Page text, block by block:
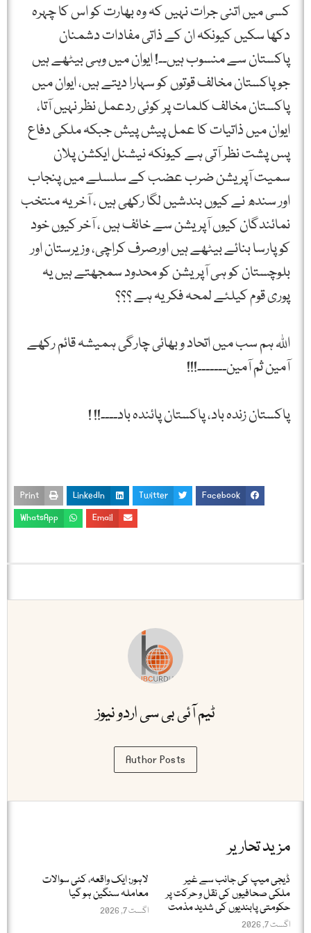
کسی میں اتنی جرات نہیں کہ وہ بھارت کو اس کا چہرہ
دکھا سکیں کیونکہ ان کے ذاتی مفادات دشمنان
پاکستان سے منسوب ہیں۔۔! ایوان میں وہی بیٹھے ہیں
جو پاکستان مخالف قوتوں کو سہارا دیتے ہیں، ایوان میں
پاکستان مخالف کلمات پر کوئی ردعمل نظر نہیں آتا،
ایوان میں ذاتیات کا عمل پیش پیش جبکہ ملکی دفاع
پس پشت نظر آتی ہے کیونکہ نیشنل ایکشن پلان
سمیت آپریشن ضرب عضب کے سلسلے میں پنجاب
اور سندھ نے کیوں بندشیں لگا رکھی ہیں ، آخر یہ منتخب
نمائندگان کیوں آپریشن سے خائف ہیں ، آخر کیوں خود
کو پارسا بنائے بیٹھے ہیں اورصرف کراچی، وزیرستان اور
بلوچستان کو ہی آپریشن کو محدود سمجھتے ہیں یہ
پوری قوم کیلئے لمحہ فکریہ ہے ؟؟؟
اللہ ہم سب میں اتحاد و بھائی چارگی ہمیشہ قائم رکھے
آمین ثم آمین۔۔۔۔۔۔۔!!!
پاکستان زندہ باد، پاکستان پائندہ باد۔۔۔۔!! !
Facebook
Twitter
LinkedIn
Print
Email
WhatsApp
ٹیم آئی بی سی اردو نیوز
Author Posts
مزید تحاریر
ڈیجی میپ کی جانب سے غیر
ملکی صحافیوں کی نقل و حرکت پر
حکومتی پابندیوں کی شدید مذمت
اگست 7, 2026
لاہور: ایک واقعہ، کئی سوالات
معاملہ سنگین ہو گیا
اگست 7, 2026